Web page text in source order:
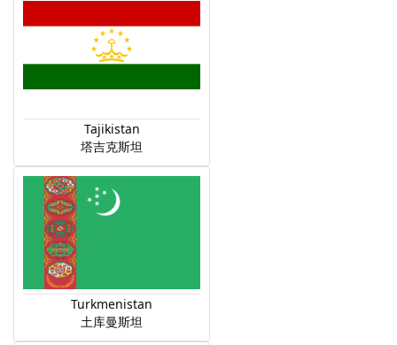
Tajikistan
塔吉克斯坦
Turkmenistan
土库曼斯坦